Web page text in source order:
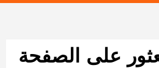
على الصفحة